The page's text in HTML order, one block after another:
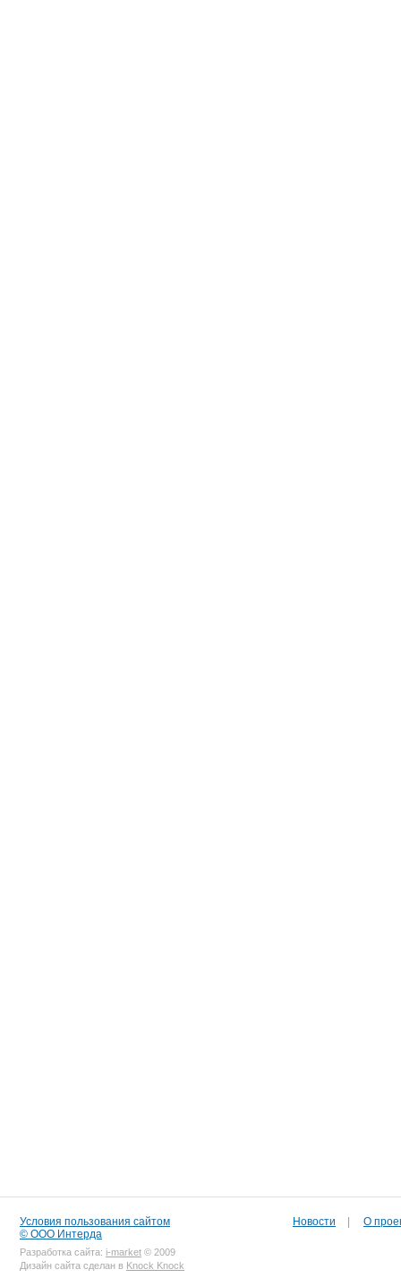
Условия пользования сайтом
© ООО Интерда
Разработка сайта: i-market © 2009
Дизайн сайта сделан в Knock Knock
Новости О